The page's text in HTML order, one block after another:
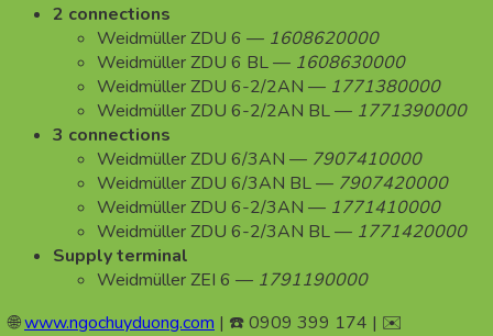
2 connections
Weidmüller ZDU 6 — 1608620000
Weidmüller ZDU 6 BL — 1608630000
Weidmüller ZDU 6-2/2AN — 1771380000
Weidmüller ZDU 6-2/2AN BL — 1771390000
3 connections
Weidmüller ZDU 6/3AN — 7907410000
Weidmüller ZDU 6/3AN BL — 7907420000
Weidmüller ZDU 6-2/3AN — 1771410000
Weidmüller ZDU 6-2/3AN BL — 1771420000
Supply terminal
Weidmüller ZEI 6 — 1791190000
🌐www.ngochuyduong.com | ☎️ 0909 399 174 | ✉️